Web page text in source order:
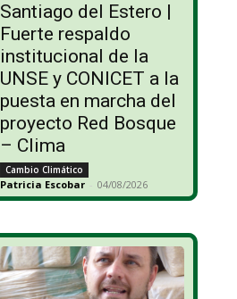
Santiago del Estero |
Fuerte respaldo
institucional de la
UNSE y CONICET a la
puesta en marcha del
proyecto Red Bosque
– Clima
Cambio Climático
Patricia Escobar - 04/08/2026